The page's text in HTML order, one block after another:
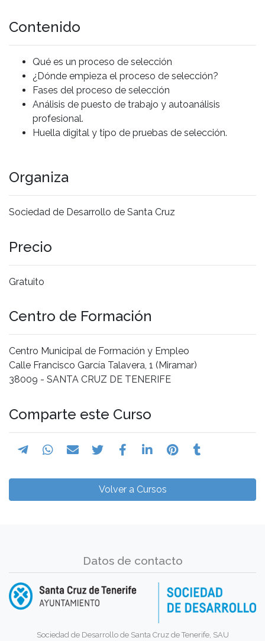
Contenido
Qué es un proceso de selección
¿Dónde empieza el proceso de selección?
Fases del proceso de selección
Análisis de puesto de trabajo y autoanálisis
profesional.
Huella digital y tipo de pruebas de selección.
Organiza
Sociedad de Desarrollo de Santa Cruz
Precio
Gratuito
Centro de Formación
Centro Municipal de Formación y Empleo
Calle Francisco García Talavera, 1 (Miramar)
38009 - SANTA CRUZ DE TENERIFE
Comparte este Curso
Volver a Cursos
Datos de contacto
Sociedad de Desarrollo de Santa Cruz de Tenerife, SAU